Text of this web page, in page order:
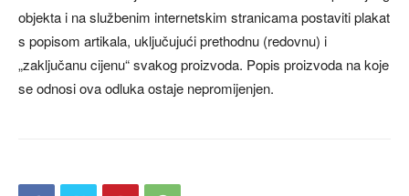
objekta i na službenim internetskim stranicama postaviti plakat
s popisom artikala, uključujući prethodnu (redovnu) i
„zaključanu cijenu“ svakog proizvoda. Popis proizvoda na koje
se odnosi ova odluka ostaje nepromijenjen.